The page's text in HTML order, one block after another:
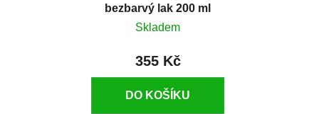
bezbarvý lak 200 ml
Skladem
355 Kč
DO KOŠÍKU